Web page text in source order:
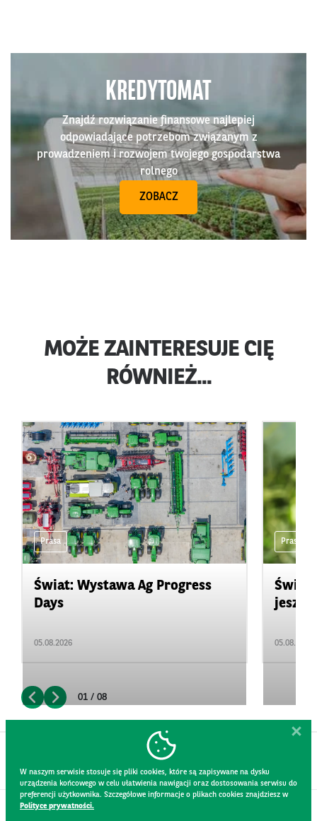
KREDYTOMAT
Znajdź rozwiązanie finansowe najlepiej
odpowiadające potrzebom związanym z
prowadzeniem i rozwojem twojego gospodarstwa
rolnego
ZOBACZ
MOŻE ZAINTERESUJE CIĘ
RÓWNIEŻ...
Prasa
Świat: Wystawa Ag Progress
Days
05.08.2026
Prasa
Świat:
05.08.2026
01 / 08
W naszym serwisie stosuje się pliki cookies, które są zapisywane na dysku
urządzenia końcowego w celu ułatwienia nawigacji oraz dostosowania serwisu do
preferencji użytkownika. Szczegółowe informacje o plikach cookies znajdziesz w
Polityce prywatności.
KONTAKT